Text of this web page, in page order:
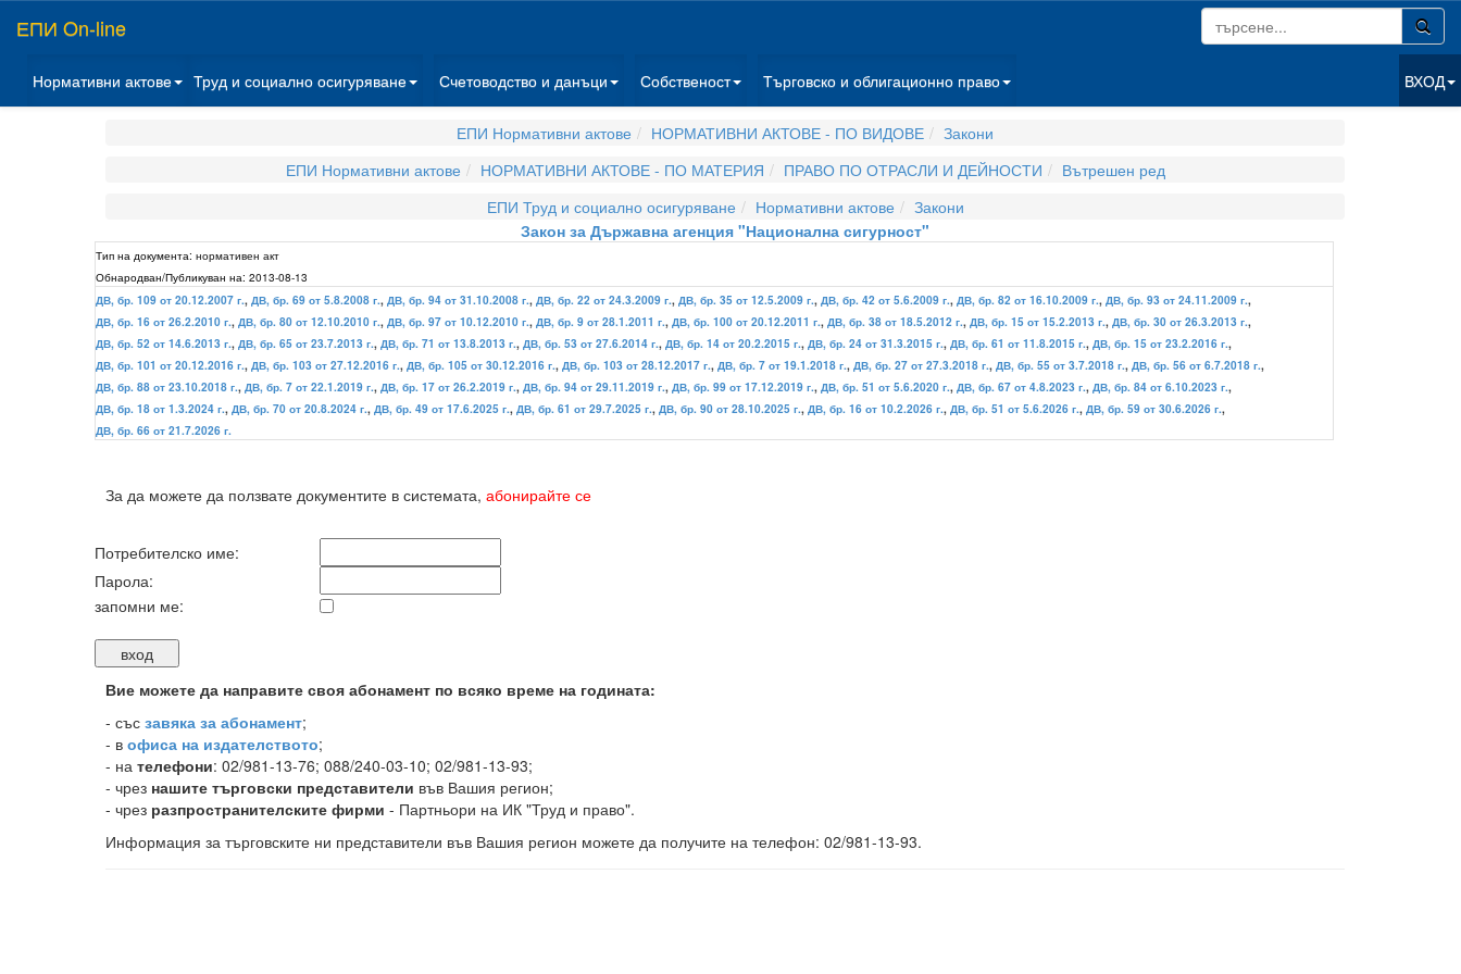
ЕПИ On-line
Нормативни актове Труд и социално осигуряване Счетоводство и данъци Собственост Търговско и облигационно право ВХОД
ЕПИ Нормативни актове НОРМАТИВНИ АКТОВЕ - ПО ВИДОВЕ
Закони
ЕПИ Нормативни актове
НОРМАТИВНИ АКТОВЕ - ПО МАТЕРИЯ ПРАВО ПО ОТРАСЛИ И ДЕЙНОСТИ
Вътрешен ред
ЕПИ Труд и социално осигуряване
Нормативни актове
Закони
Закон за Държавна агенция "Национална сигурност"
Тип на документа: нормативен акт
Обнародван/Публикуван на: 2013-08-13
ДВ, бр. 109 от 20.12.2007 г., ДВ, бр. 69 от 5.8.2008 г., ДВ, бр. 94 от 31.10.2008 г., ДВ, бр. 22 от 24.3.2009 г., ДВ, бр. 35 от 12.5.2009 г., ДВ, бр. 42 от 5.6.2009 г., ДВ, бр. 82 от 16.10.2009 г., ДВ, бр. 93 от 24.11.2009 г.,
ДВ, бр. 16 от 26.2.2010 г., ДВ, бр. 80 от 12.10.2010 г., ДВ, бр. 97 от 10.12.2010 г., ДВ, бр. 9 от 28.1.2011 г., ДВ, бр. 100 от 20.12.2011 г., ДВ, бр. 38 от 18.5.2012 г., ДВ, бр. 15 от 15.2.2013 г., ДВ, бр. 30 от 26.3.2013 г.,
ДВ, бр. 52 от 14.6.2013 г., ДВ, бр. 65 от 23.7.2013 г., ДВ, бр. 71 от 13.8.2013 г., ДВ, бр. 53 от 27.6.2014 г., ДВ, бр. 14 от 20.2.2015 г., ДВ, бр. 24 от 31.3.2015 г., ДВ, бр. 61 от 11.8.2015 г., ДВ, бр. 15 от 23.2.2016 г.,
ДВ, бр. 101 от 20.12.2016 г., ДВ, бр. 103 от 27.12.2016 г., ДВ, бр. 105 от 30.12.2016 г., ДВ, бр. 103 от 28.12.2017 г., ДВ, бр. 7 от 19.1.2018 г., ДВ, бр. 27 от 27.3.2018 г., ДВ, бр. 55 от 3.7.2018 г., ДВ, бр. 56 от 6.7.2018 г.,
ДВ, бр. 88 от 23.10.2018 г., ДВ, бр. 7 от 22.1.2019 г., ДВ, бр. 17 от 26.2.2019 г., ДВ, бр. 94 от 29.11.2019 г., ДВ, бр. 99 от 17.12.2019 г., ДВ, бр. 51 от 5.6.2020 г., ДВ, бр. 67 от 4.8.2023 г., ДВ, бр. 84 от 6.10.2023 г.,
ДВ, бр. 18 от 1.3.2024 г., ДВ, бр. 70 от 20.8.2024 г., ДВ, бр. 49 от 17.6.2025 г., ДВ, бр. 61 от 29.7.2025 г., ДВ, бр. 90 от 28.10.2025 г., ДВ, бр. 16 от 10.2.2026 г., ДВ, бр. 51 от 5.6.2026 г., ДВ, бр. 59 от 30.6.2026 г.,
ДВ, бр. 66 от 21.7.2026 г.
За да можете да ползвате документите в системата, абонирайте се
Потребителско име:
Парола:
запомни ме:
Вие можете да направите своя абонамент по всяко време на годината:
- със завяка за абонамент;
- в офиса на издателството;
- на телефони: 02/981-13-76; 088/240-03-10; 02/981-13-93;
- чрез нашите търговски представители във Вашия регион;
- чрез разпространителските фирми - Партньори на ИК "Труд и право".
Информация за търговските ни представители във Вашия регион можете да получите на телефон: 02/981-13-93.